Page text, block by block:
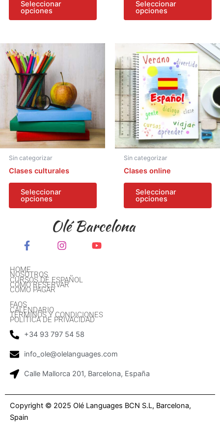
Seleccionar
opciones
Seleccionar
opciones
Sin categorizar
Clases culturales
Seleccionar
opciones
Sin categorizar
Clases online
Seleccionar
opciones
Olé Barcelona
HOME
NOSOTROS
CURSOS DE ESPAÑOL
CÓMO RESERVAR
CÓMO PAGAR
FAQS
CALENDARIO
TÉRMINOS Y CONDICIONES
POLÍTICA DE PRIVACIDAD
+34 93 797 54 58
info_ole@olelanguages.com
Calle Mallorca 201, Barcelona, España
Copyright © 2025 Olé Languages BCN S.L, Barcelona,
Spain